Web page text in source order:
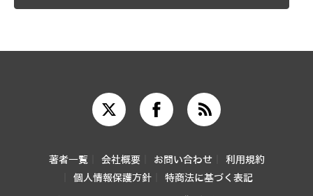
著者一覧 会社概要 お問い合わせ
利用規約
個人情報保護方針
特商法に基づく表記